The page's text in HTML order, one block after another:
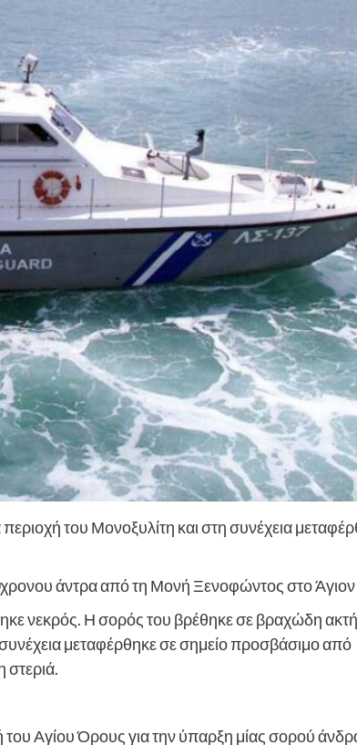
του Μονοξυλίτη και στη συνέχεια
άντρα από τη Μονή Ξενοφώντος στο
νεκρός. Η σορός του βρέθηκε σε βραχώδη
μεταφέρθηκε σε σημείο προσβάσιμο από
στεριά.
Αγίου Όρους για την ύπαρξη μίας σορού